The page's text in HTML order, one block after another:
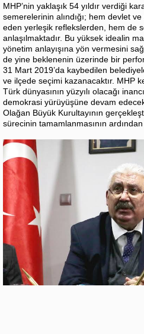
MHP’nin yaklaşık 54 yıldır verdiği
semerelerinin alındığı; hem devlet
eden yerleşik reflekslerden, hem de
anlaşılmaktadır. Bu yüksek idealin
yönetim anlayışına yön vermesini
de yine beklenenin üzerinde bir
31 Mart 2019’da kaybedilen
ve ilçede seçimi kazanacaktır. MHP
Türk dünyasının yüzyılı olacağı
demokrasi yürüyüşüne devam
Olağan Büyük Kurultayının
sürecinin tamamlanmasının